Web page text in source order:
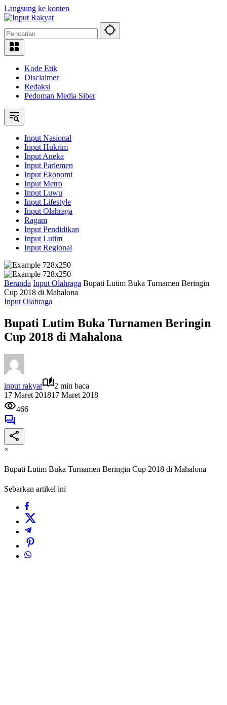
Langsung ke konten
Kode Etik
Disclaimer
Redaksi
Pedoman Media Siber
Input Nasional
Input Hukrim
Input Aneka
Input Parlemen
Input Ekonomi
Input Metro
Input Luwu
Input Lifestyle
Input Olahraga
Ragam
Input Pendidikan
Input Lutim
Input Regional
Beranda Input Olahraga Bupati Lutim Buka Turnamen Beringin
Cup 2018 di Mahalona
Input Olahraga
Bupati Lutim Buka Turnamen Beringin
Cup 2018 di Mahalona
input rakyat
2 min baca
17 Maret 201817 Maret 2018
466
×
Bupati Lutim Buka Turnamen Beringin Cup 2018 di Mahalona
Sebarkan artikel ini